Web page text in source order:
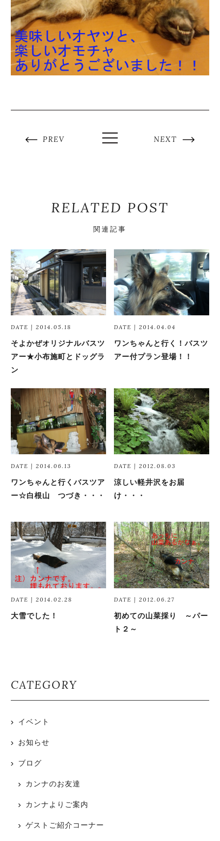
PREV NEXT
RELATED POST
関連記事
DATE | 2014.05.18
そよかぜオリジナルバスツ
アー★小布施町とドッグラ
ン
DATE | 2014.04.04
ワンちゃんと行く！バスツ
アー付プラン登場！！
DATE | 2014.06.13
ワンちゃんと行くバスツア
ー☆白根山 つづき・・・
DATE | 2012.08.03
涼しい軽井沢をお届
け・・・
DATE | 2014.02.28
大雪でした！
DATE | 2012.06.27
初めての山菜採り ～パー
ト２～
CATEGORY
イベント
お知らせ
ブログ
カンナのお友達
カンナよりご案内
ゲストご紹介コーナー